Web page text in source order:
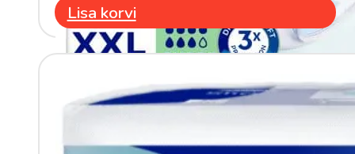
Lisa korvi